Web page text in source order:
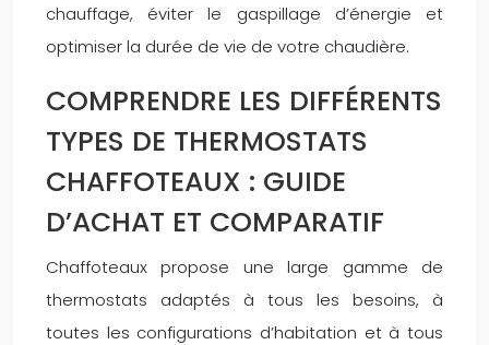
chauffage, éviter le gaspillage d’énergie et
optimiser la durée de vie de votre chaudière.
COMPRENDRE LES DIFFÉRENTS
TYPES DE THERMOSTATS
CHAFFOTEAUX : GUIDE
D’ACHAT ET COMPARATIF
Chaffoteaux propose une large gamme de
thermostats adaptés à tous les besoins, à
toutes les configurations d’habitation et à tous